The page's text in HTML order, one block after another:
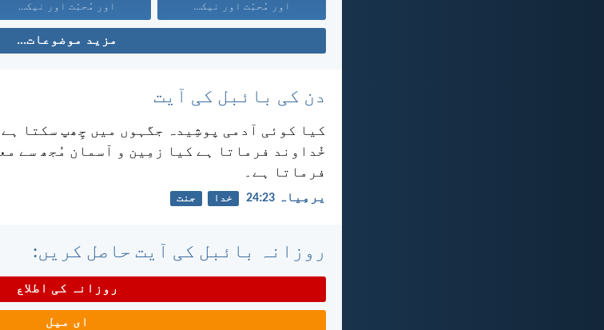
اور مُحبّت اور نیک... اور مُحبّت اور نیک...
مزید موضوعات...
دن کی بائبل کی آیت
کیا کوئی آدمی پوشِیدہ جگہوں میں چِھپ سکتا
خُداوند فرماتا ہے کیا زمِین و آسمان مُجھ سے
فرماتا ہے۔
یرمِیاہ 23:‏24 خدا جنت
روزانہ بائبل کی آیت حاصل کریں:
روزانہ کی اطلاع
ای میل